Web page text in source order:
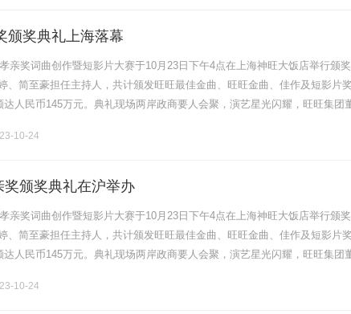
颁奖典礼上海落幕
孝亲奖词曲创作暨短影片大赛于10月23日下午4点在上海神旺大饭店举行颁
、简至豪担任主持人，共计颁发旺旺最佳金曲、旺旺金曲、佳作及短影片
达人民币145万元。典礼现场两岸政商要人会聚，演艺星光闪耀，旺旺集团
10-24
颁奖典礼在沪举办
孝亲奖词曲创作暨短影片大赛于10月23日下午4点在上海神旺大饭店举行颁
、简至豪担任主持人，共计颁发旺旺最佳金曲、旺旺金曲、佳作及短影片
达人民币145万元。典礼现场两岸政商要人会聚，演艺星光闪耀，旺旺集团
10-24